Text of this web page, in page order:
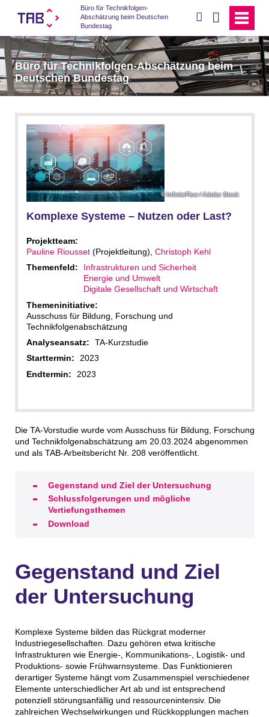
Büro für Technikfolgen-
Abschätzung beim Deutschen
Bundestag
Büro für Technikfolgen-Abschätzung beim
Deutschen Bundestag
InfiniteFlow / Adobe Stock
Komplexe Systeme – Nutzen oder Last?
Projektteam:
Pauline Riousset(Projektleitung), Christoph Kehl
Themenfeld:
Infrastrukturen und Sicherheit
Energie und Umwelt
Digitale Gesellschaft und Wirtschaft
Themeninitiative:
Ausschuss für Bildung, Forschung und
Technikfolgenabschätzung
Analyseansatz:
TA-Kurzstudie
Starttermin:
2023
Endtermin:
2023
Die TA-Vorstudie wurde vom Ausschuss für Bildung, Forschung
und Technikfolgenabschätzung am 20.03.2024 abgenommen
und als TAB-Arbeitsbericht Nr. 208 veröffentlicht.
Gegenstand und Ziel der Untersuchung
Schlussfolgerungen und mögliche
Vertiefungsthemen
Download
Gegenstand und Ziel
der Untersuchung
Komplexe Systeme bilden das Rückgrat moderner
Industriegesellschaften. Dazu gehören etwa kritische
Infrastrukturen wie Energie-, Kommunikations-, Logistik- und
Produktions- sowie Frühwarnsysteme. Das Funktionieren
derartiger Systeme hängt vom Zusammenspiel verschiedener
Elemente unterschiedlicher Art ab und ist entsprechend
potenziell störungsanfällig und ressourcenintensiv. Die
zahlreichen Wechselwirkungen und Rückkopplungen machen